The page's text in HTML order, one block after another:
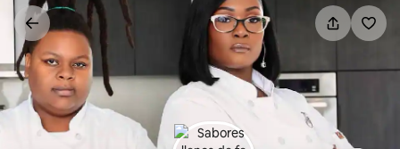
contenido